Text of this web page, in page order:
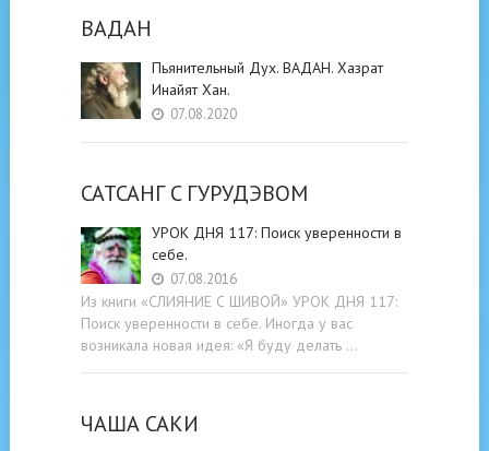
ВАДАН
Пьянительный Дух. ВАДАН. Хазрат
Инайят Хан.
07.08.2020
САТСАНГ C ГУРУДЭВОМ
УРОК ДНЯ 117: Поиск уверенности в
себе.
07.08.2016
Из книги «СЛИЯНИЕ С ШИВОЙ» УРОК ДНЯ 117:
Поиск уверенности в себе. Иногда у вас
возникала новая идея: «Я буду делать …
ЧАША САКИ